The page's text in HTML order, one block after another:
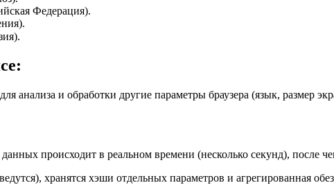
Федерация).
анализа и обработки другие параметры браузера (язык, размер
происходит в реальном времени (несколько секунд), после
хранятся хэши отдельных параметров и агрегированная